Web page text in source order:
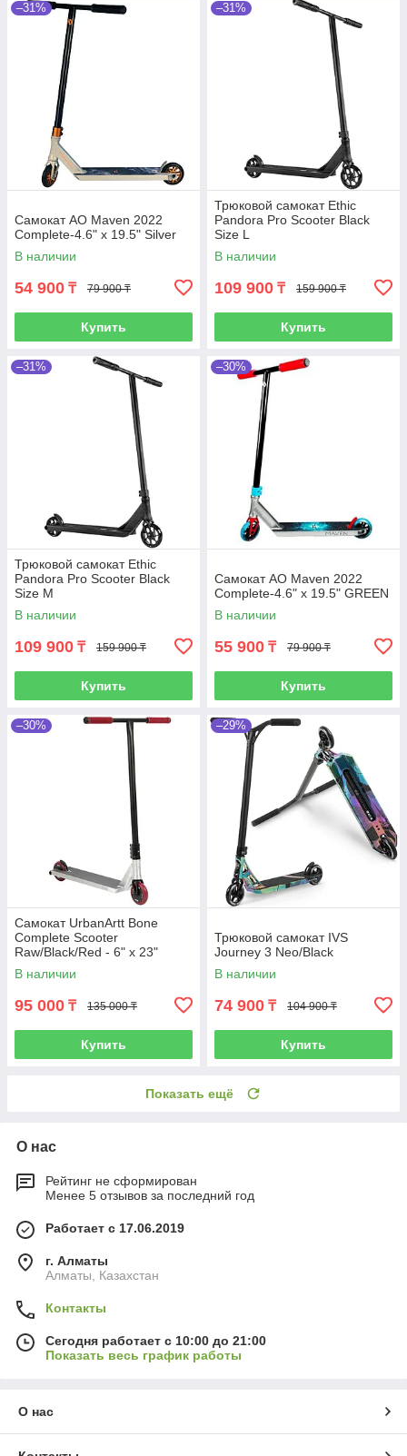
–31%
Самокат AO Maven 2022
Complete-4.6" x 19.5" Silver
В наличии
54 900 ₸ 79 900 ₸
Купить
–31%
Трюковой самокат Ethic
Pandora Pro Scooter Black
Size L
В наличии
109 900 ₸ 159 900 ₸
Купить
–31%
Трюковой самокат Ethic
Pandora Pro Scooter Black
Size M
В наличии
109 900 ₸ 159 900 ₸
Купить
–30%
Самокат AO Maven 2022
Complete-4.6" x 19.5" GREEN
В наличии
55 900 ₸ 79 900 ₸
Купить
–30%
Самокат UrbanArtt Bone
Complete Scooter
Raw/Black/Red - 6" x 23"
В наличии
95 000 ₸ 135 000 ₸
Купить
–29%
Трюковой самокат IVS
Journey 3 Neo/Black
В наличии
74 900 ₸ 104 900 ₸
Купить
Показать ещё
О нас
Рейтинг не сформирован
Менее 5 отзывов за последний год
Работает с 17.06.2019
г. Алматы
Алматы, Казахстан
Контакты
Сегодня работает с 10:00 до 21:00
Показать весь график работы
О нас